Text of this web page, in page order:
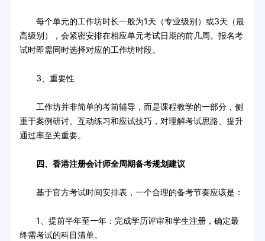
每个单元的工作坊时长一般为1天（专业级别）或3天（最
高级别），会紧密安排在相应单元考试日期的前几周。报名考
试时即需同时选择对应的工作坊时段。
3、重要性
工作坊并非简单的考前辅导，而是课程教学的一部分，侧
重于案例研讨、互动练习和应试技巧，对理解考试思路、提升
通过率至关重要。
四、香港注册会计师全周期备考规划建议
基于官方考试时间安排表，一个合理的备考节奏应该是：
1、提前半年至一年：完成学历评审和学生注册，确定最
终需考试的科目清单。